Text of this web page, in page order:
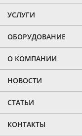
УСЛУГИ
ОБОРУДОВАНИЕ
О КОМПАНИИ
НОВОСТИ
СТАТЬИ
КОНТАКТЫ